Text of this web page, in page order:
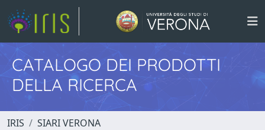
CATALOGO DEI PRODOTTI
DELLA RICERCA
IRIS
SIARI VERONA